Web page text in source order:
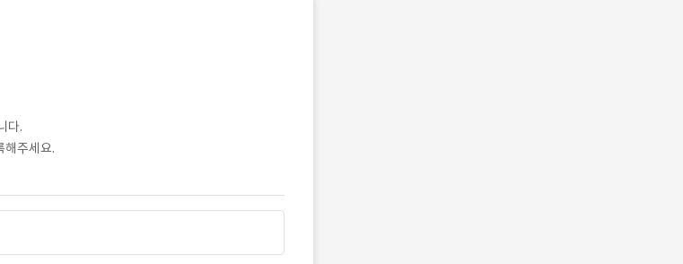
다.
해주세요.